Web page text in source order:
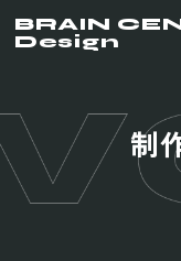
BRAIN
Design
制